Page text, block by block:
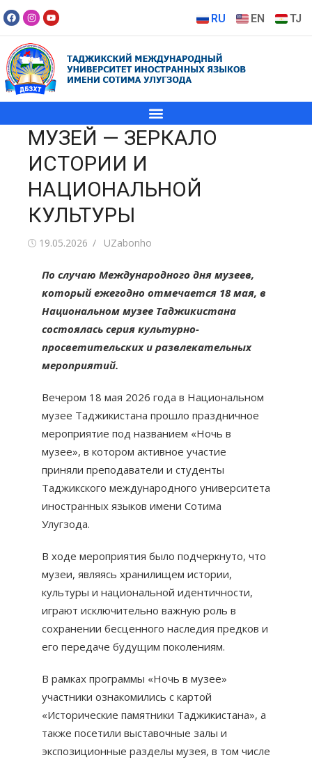
RU EN TJ
МУЗЕЙ — ЗЕРКАЛО
ИСТОРИИ И
НАЦИОНАЛЬНОЙ
КУЛЬТУРЫ
19.05.2026 UZabonho
По случаю Международного дня музеев,
который ежегодно отмечается 18 мая, в
Национальном музее Таджикистана
состоялась серия культурно-
просветительских и развлекательных
мероприятий.
Вечером 18 мая 2026 года в Национальном
музее Таджикистана прошло праздничное
мероприятие под названием «Ночь в
музее», в котором активное участие
приняли преподаватели и студенты
Таджикского международного университета
иностранных языков имени Сотима
Улугзода.
В ходе мероприятия было подчеркнуто, что
музеи, являясь хранилищем истории,
культуры и национальной идентичности,
играют исключительно важную роль в
сохранении бесценного наследия предков и
его передаче будущим поколениям.
В рамках программы «Ночь в музее»
участники ознакомились с картой
«Исторические памятники Таджикистана», а
также посетили выставочные залы и
экспозиционные разделы музея, в том числе